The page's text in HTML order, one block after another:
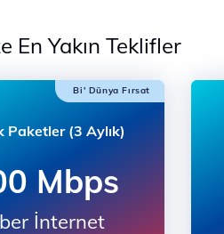
En Yakın Teklifler
Bi' Dünya Fırsat
Paketler (3 Aylık)
Mbps
İnternet